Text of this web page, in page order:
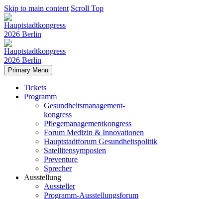
Skip to main content Scroll Top
Primary Menu
Tickets
Programm
Gesundheitsmanagement-
kongress
Pflegemanagementkongress
Forum Medizin & Innovationen
Hauptstadtforum Gesundheitspolitik
Satellitensymposien
Preventure
Sprecher
Ausstellung
Aussteller
Programm-Ausstellungsforum